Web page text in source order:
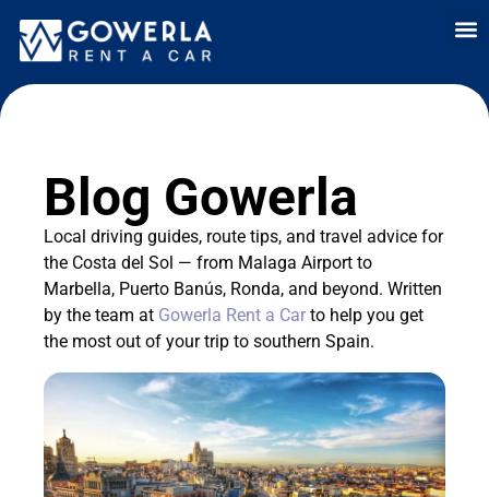
Blog Gowerla
Local driving guides, route tips, and travel advice for
the Costa del Sol — from Malaga Airport to
Marbella, Puerto Banús, Ronda, and beyond. Written
by the team at Gowerla Rent a Car to help you get
the most out of your trip to southern Spain.